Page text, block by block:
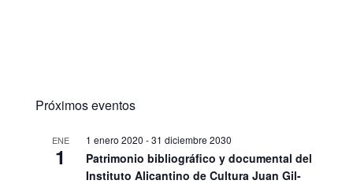
Próximos eventos
ENE
1
1 enero 2020 -31 diciembre 2030
Patrimonio bibliográfico y documental del
Instituto Alicantino de Cultura Juan Gil-